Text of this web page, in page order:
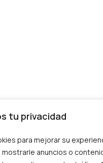
tu privacidad
para mejorar su
mostrarle anuncios o